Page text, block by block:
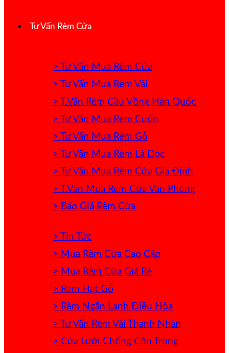
Tư Vấn Rèm Cửa
> Tư Vấn Mua Rèm Cửa
> Tư Vấn Mua Rèm Vải
> T.Vấn Rèm Cầu Vồng Hàn Quốc
> Tư Vấn Mua Rèm Cuốn
> Tư Vấn Mua Rèm Gỗ
> Tư Vấn Mua Rèm Lá Dọc
> Tư Vấn Mua Rèm Cửa Gia Đình
> T.Vấn Mua Rèm Cửa Văn Phòng
> Báo Giá Rèm Cửa
> Tin Tức
> Mua Rèm Cửa Cao Cấp
> Mua Rèm Cửa Giá Rẻ
> Rèm Hạt Gỗ
> Rèm Ngăn Lạnh Điều Hòa
> Tư Vấn Rèm Vải Thanh Nhàn
> Cửa Lưới Chống Côn Trùng